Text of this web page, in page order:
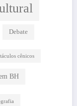
Debate
cênicos
BH